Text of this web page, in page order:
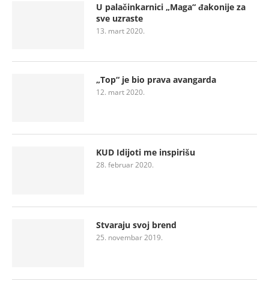
U palačinkarnici „Maga“ đakonije za
sve uzraste
13. mart 2020.
„Top“ je bio prava avangarda
12. mart 2020.
KUD Idijoti me inspirišu
28. februar 2020.
Stvaraju svoj brend
25. novembar 2019.